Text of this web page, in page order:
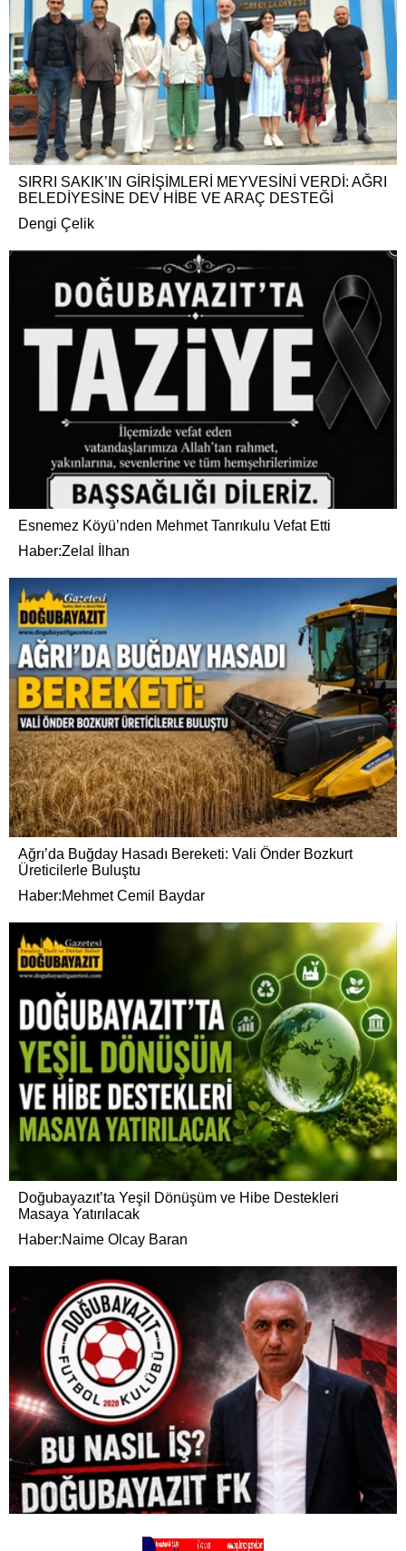
SIRRI SAKIK’IN GİRİŞİMLERİ MEYVESİNİ VERDİ: AĞRI
BELEDİYESİNE DEV HİBE VE ARAÇ DESTEĞİ
Dengi Çelik
Esnemez Köyü’nden Mehmet Tanrıkulu Vefat Etti
Haber:Zelal İlhan
Ağrı’da Buğday Hasadı Bereketi: Vali Önder Bozkurt
Üreticilerle Buluştu
Haber:Mehmet Cemil Baydar
Doğubayazıt’ta Yeşil Dönüşüm ve Hibe Destekleri
Masaya Yatırılacak
Haber:Naime Olcay Baran
Metin Şahin’den Doğubayazıt FK İçin Çağrı: “Bu Takım